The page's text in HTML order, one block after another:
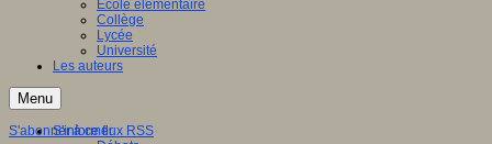
Ecole élémentaire
Collège
Lycée
Université
Les auteurs
Menu
S'informer
S'abonner à ce flux RSS